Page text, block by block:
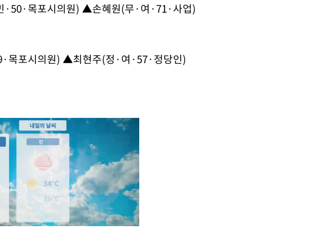
목포시의원) ▲손혜원(무·여·71·사업)
포시의원) ▲최현주(정·여·57·정당인)